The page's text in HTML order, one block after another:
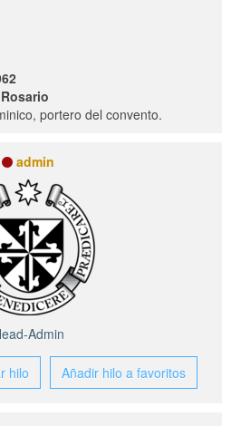
portero del convento.
admin
Admin
hilo Añadir hilo a favoritos